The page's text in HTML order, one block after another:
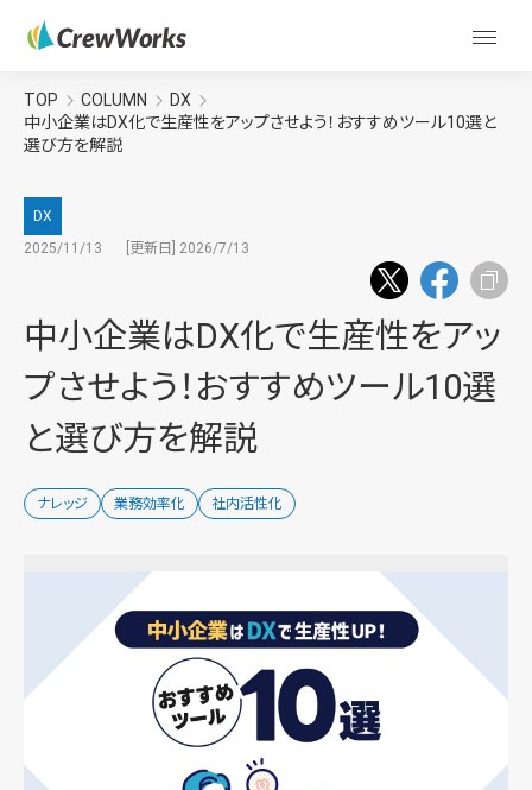
TOP COLUMN
DX
中小企業はDX化で生産性をアップさせよう！おすすめツール10選と
選び方を解説
DX
2025/11/13
[更新日] 2026/7/13
中小企業はDX化で生産性をアッ
プさせよう！おすすめツール10選
と選び方を解説
ナレッジ 業務効率化 社内活性化